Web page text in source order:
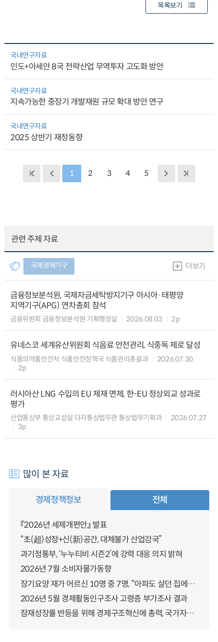
목록보기
국내연구자료
인도+아세안 8국 전략산업 무역투자 고도화 방안
국내연구자료
지속가능한 중장기 개발재원 규모 확대 방안 연구
국내연구자료
2025 상반기 재정동향
1 2 3 4 5
관련 주제 자료
국제경제기구 더보기
금융정보분석원, 국제자금세탁방지기구 아시아·태평양
지역기구(APG) 연차총회 참석
금융위원회 금융정보분석원 기획행정실 2026.08.03 2p
유네스코 세계유산위원회 식음료 안전관리, 식중독 제로 달성
식품의약품안전처 식품안전정책국 식품관리총괄과
2026.07.30
2p
러시아산 LNG 수입의 EU 제재 면제, 한-EU 정상외교 성과로
평가
산업통상부 통상교섭실 다자통상법무관 통상법무기획과
2026.07.27
3p
많이 본 자료
경제정책정보 전체
『2026년 세제개편안』 발표
“초(超)성장+신(新)공간, 대체불가 산업강국”
과기정통부, ‘누누티비 시즌2’에 강력 대응 의지 밝혀
2026년 7월 소비자물가동향
장기요양 재가 어르신 10명 중 7명, “아파도 살던 집에서 살겠다” 「2025년 장기요양실태조사」 결과 발표
2026년 5월 경제활동인구조사 고령층 부가조사 결과
잠재성장률 반등을 위해 경제구조혁신에 총력, 국가자산 관리체계 대전환